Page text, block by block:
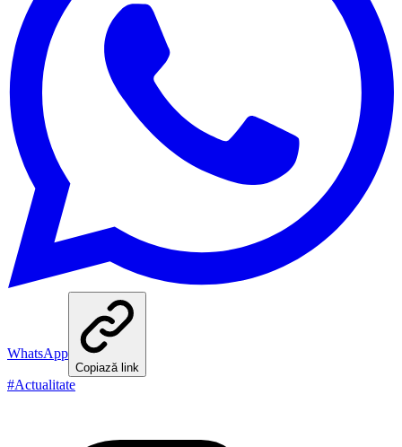
WhatsApp
Copiază link
#Actualitate